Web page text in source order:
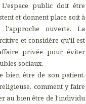
public doit être
et donnent place soit à
ouverte. La
et considère qu'il est
privée pour éviter
sociaux.
bien être de son patient.
comment y faire
au bien être de l'individu